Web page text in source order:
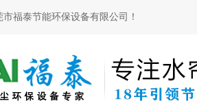
福泰节能环保设备有限公司！